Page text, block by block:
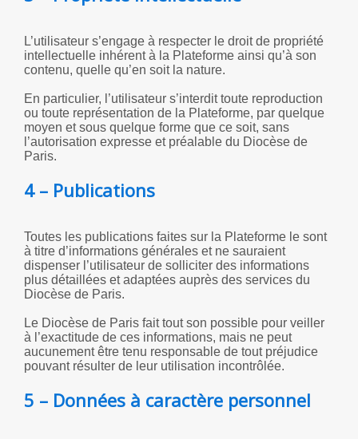
L’utilisateur s’engage à respecter le droit de propriété
intellectuelle inhérent à la Plateforme ainsi qu’à son
contenu, quelle qu’en soit la nature.
En particulier, l’utilisateur s’interdit toute reproduction
ou toute représentation de la Plateforme, par quelque
moyen et sous quelque forme que ce soit, sans
l’autorisation expresse et préalable du Diocèse de
Paris.
4 – Publications
Toutes les publications faites sur la Plateforme le sont
à titre d’informations générales et ne sauraient
dispenser l’utilisateur de solliciter des informations
plus détaillées et adaptées auprès des services du
Diocèse de Paris.
Le Diocèse de Paris fait tout son possible pour veiller
à l’exactitude de ces informations, mais ne peut
aucunement être tenu responsable de tout préjudice
pouvant résulter de leur utilisation incontrôlée.
5 – Données à caractère personnel